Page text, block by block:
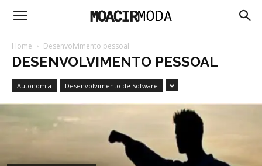
Moacir
Moda
Home Desenvolvimento pessoal
DESENVOLVIMENTO PESSOAL
Autonomia Desenvolvimento de Sofware